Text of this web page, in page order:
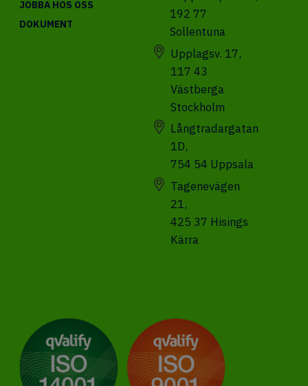
JOBBA HOS OSS
DOKUMENT
192 77
Sollentuna
Upplagsv. 17,
117 43
Västberga
Stockholm
Långtradargatan
1D,
754 54 Uppsala
Tagenevägen
21,
425 37 Hisings
Kärra